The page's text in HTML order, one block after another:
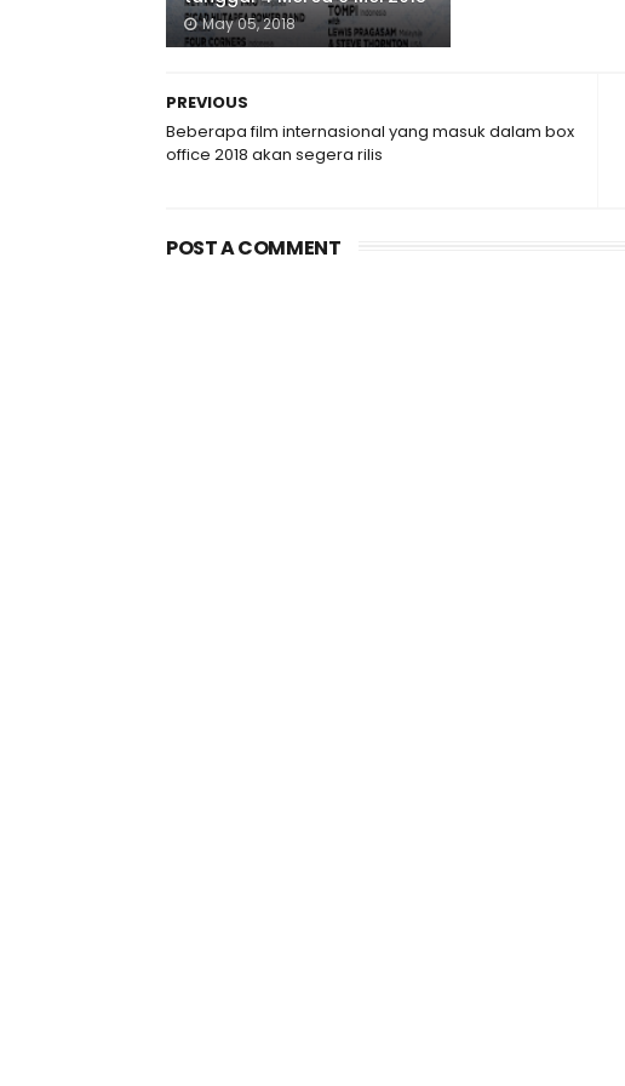
May 05, 2018
PREVIOUS
Beberapa film internasional yang masuk dalam box
office 2018 akan segera rilis
POST A COMMENT